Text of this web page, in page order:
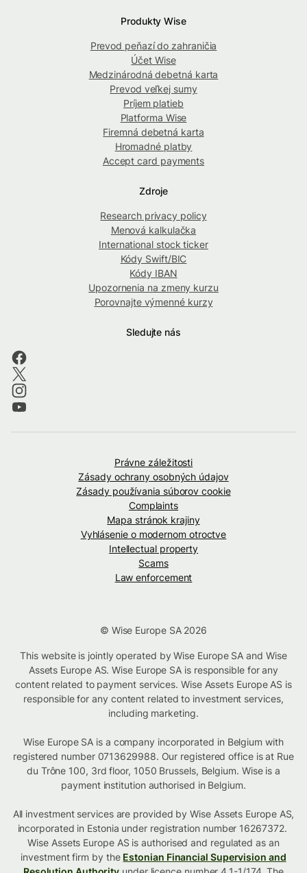
Produkty Wise
Prevod peňazí do zahraničia
Účet Wise
Medzinárodná debetná karta
Prevod veľkej sumy
Príjem platieb
Platforma Wise
Firemná debetná karta
Hromadné platby
Accept card payments
Zdroje
Research privacy policy
Menová kalkulačka
International stock ticker
Kódy Swift/BIC
Kódy IBAN
Upozornenia na zmeny kurzu
Porovnajte výmenné kurzy
Sledujte nás
Právne záležitosti
Zásady ochrany osobných údajov
Zásady používania súborov cookie
Complaints
Mapa stránok krajiny
Vyhlásenie o modernom otroctve
Intellectual property
Scams
Law enforcement
© Wise Europe SA 2026
This website is jointly operated by Wise Europe SA and Wise
Assets Europe AS. Wise Europe SA is responsible for any
content related to payment services. Wise Assets Europe AS is
responsible for any content related to investment services,
including marketing.
Wise Europe SA is a company incorporated in Belgium with
registered number 0713629988. Our registered office is at Rue
du Trône 100, 3rd floor, 1050 Brussels, Belgium. Wise is a
payment institution authorised in Belgium.
All investment services are provided by Wise Assets Europe AS,
incorporated in Estonia under registration number 16267372.
Wise Assets Europe AS is authorised and regulated as an
investment firm by the Estonian Financial Supervision and